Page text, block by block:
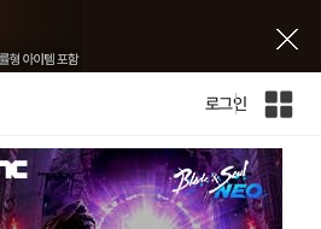
로그인
인
전
체
사